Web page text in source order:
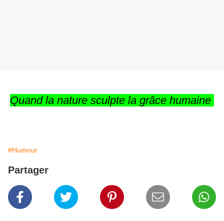
Quand la nature sculpte la grâce humaine
#Humour
Partager